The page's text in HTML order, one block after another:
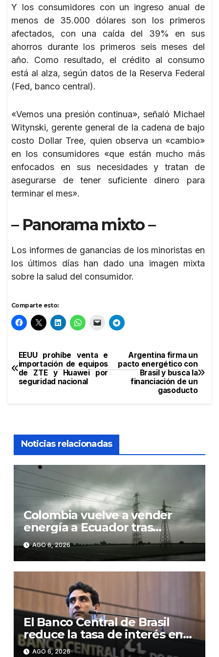
Y los consumidores con un ingreso anual de
menos de 35.000 dólares son los primeros
afectados, con una caída del 39% en sus
ahorros durante los primeros seis meses del
año. Como resultado, el crédito al consumo
está al alza, según datos de la Reserva Federal
(Fed, banco central).
«Vemos una presión continua», señaló Michael
Witynski, gerente general de la cadena de bajo
costo Dollar Tree, quien observa un «cambio»
en los consumidores «que están mucho más
enfocados en sus necesidades y tratan de
asegurarse de tener suficiente dinero para
terminar el mes».
– Panorama mixto –
Los informes de ganancias de los minoristas en
los últimos días han dado una imagen mixta
sobre la salud del consumidor.
Comparte esto:
Navegación
de
Argentina firma un
pacto energético con
Brasil y busca la
financiación de un
gasoducto
EEUU prohíbe venta e
importación de equipos
de ZTE y Huawei por
seguridad nacional
Noticias relacionadas
Colombia vuelve a vender
energía a Ecuador tras
suspender la exportación por
los aranceles
AGO 6, 2026
El Banco Central de Brasil
reduce la tasa de interés en
0,25 puntos, hasta el 14,0 %
AGO 6, 2026